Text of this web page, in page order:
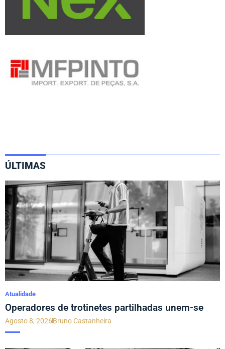
ÚLTIMAS
Atualidade
Operadores de trotinetes partilhadas unem-se
Agosto 8, 2026Bruno Castanheira